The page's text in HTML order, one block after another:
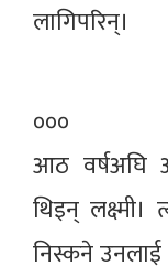
लागिपरिन्।
०००
आठ वर्षअघि
थिइन् लक्ष्मी।
निस्कने